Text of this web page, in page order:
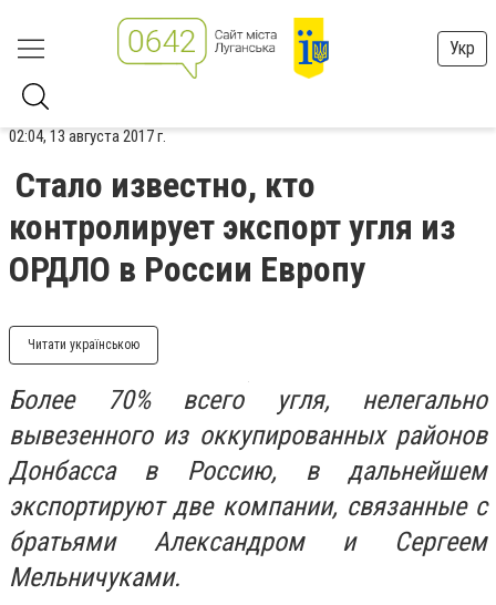
Укр
02:04, 13 августа 2017 г.
Стало известно, кто
контролирует экспорт угля из
ОРДЛО в России Европу
Читати українською
Более 70% всего угля, нелегально
вывезенного из оккупированных районов
Донбасса в Россию, в дальнейшем
экспортируют две компании, связанные с
братьями Александром и Сергеем
Мельничуками.